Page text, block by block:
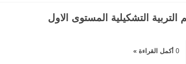
التربية التشكيلية المستوى الاول
0 أكمل القراءة »